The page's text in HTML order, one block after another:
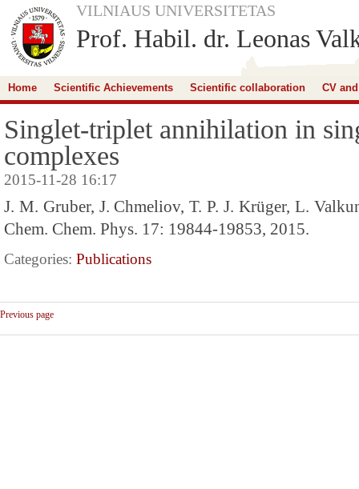
VILNIAUS UNIVERSITETAS
Prof. Habil. dr. Leonas
Home Scientific Achievements Scientific collaboration CV
Singlet-triplet annihilation in
complexes
2015-11-28 16:17
J. M. Gruber, J. Chmeliov, T. P. J. Krüger, L.
Chem. Chem. Phys. 17: 19844-19853, 2015.
Categories: Publications
Previous page